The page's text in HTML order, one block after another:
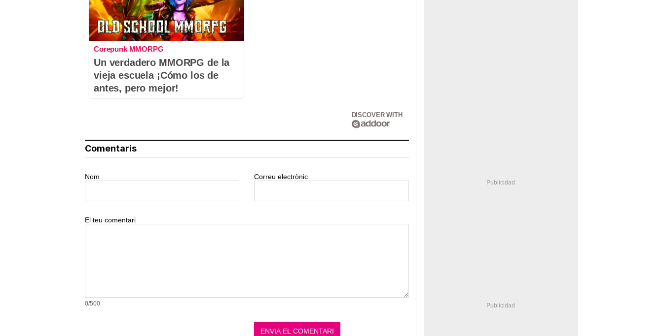
Corepunk MMORPG
Un verdadero MMORPG de la
vieja escuela ¡Cómo los de
antes, pero mejor!
DISCOVER WITH
Comentaris
Nom Correu electrònic
El teu comentari
0/500